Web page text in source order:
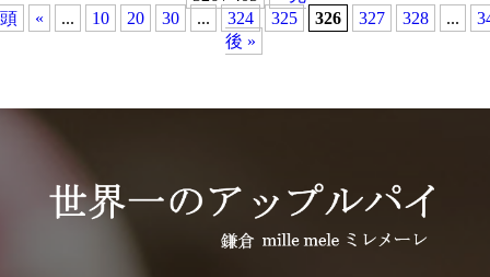
頭
« ... 10 20 30 ... 324 325 326 327 328 ...
後 »